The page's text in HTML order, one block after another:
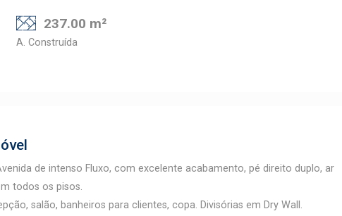
237.00 m²
A. Construída
de intenso Fluxo, com excelente acabamento, pé direito duplo, ar
todos os pisos.
salão, banheiros para clientes, copa. Divisórias em Dry Wall.